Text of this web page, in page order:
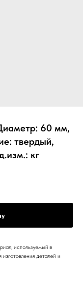
60 мм,
твердый,
кг
используемый в
деталей и